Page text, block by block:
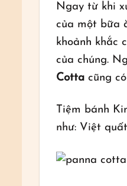
Ngay từ khi
của một bữa
khoảnh khắc
của chúng.
Cotta cũng
Tiệm bánh
như: Việt